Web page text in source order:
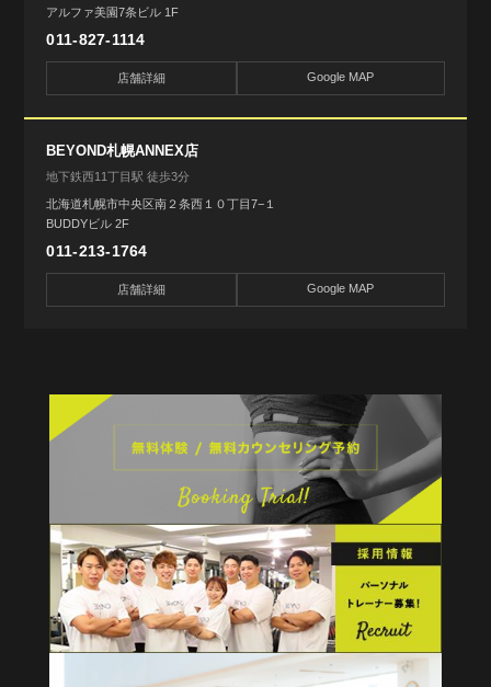
アルファ美園7条ビル 1F
011-827-1114
店舗詳細 Google MAP
BEYOND札幌ANNEX店
地下鉄西11丁目駅 徒歩3分
北海道札幌市中央区南２条西１０丁目7−１
BUDDYビル 2F
011-213-1764
店舗詳細 Google MAP